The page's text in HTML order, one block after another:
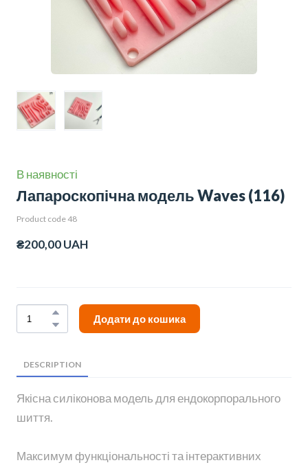
В наявності
Лапароскопічна модель Waves(116)
Product code 48
₴200,00 UAH
Додати до кошика
DESCRIPTION
Якісна силіконова модель для ендокорпорального
шиття.
Максимум функціональності та інтерактивних